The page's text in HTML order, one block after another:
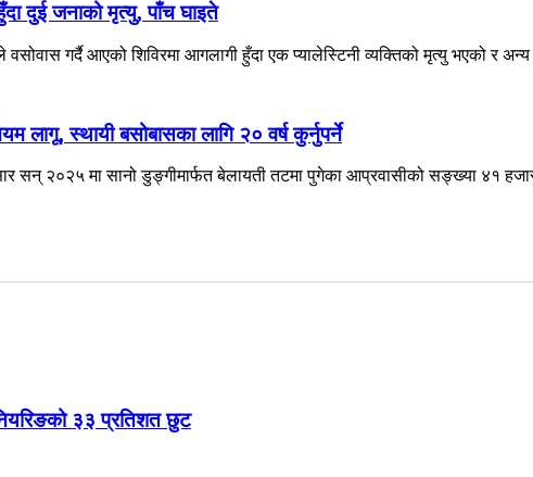
दुई जनाको मृत्यु, पाँच घाइते
वसोवास गर्दै आएको शिविरमा आगलागी हुँदा एक प्यालेस्टिनी व्यक्तिको मृत्यु भएको र
लागू, स्थायी बसोबासका लागि २० वर्ष कुर्नुपर्ने
२०२५ मा सानो डुङ्गीमार्फत बेलायती तटमा पुगेका आप्रवासीको सङ्ख्या ४१
३३ प्रतिशत छुट